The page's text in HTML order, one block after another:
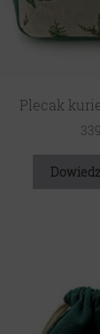
Plecak